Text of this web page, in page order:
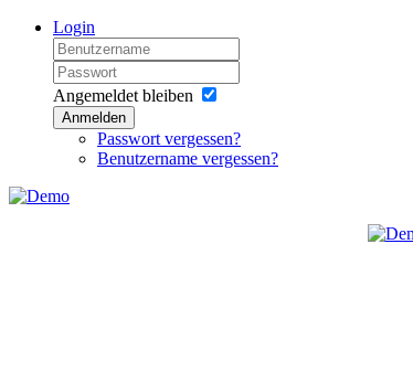
Login
Angemeldet bleiben
Anmelden
Passwort vergessen?
Benutzername vergessen?